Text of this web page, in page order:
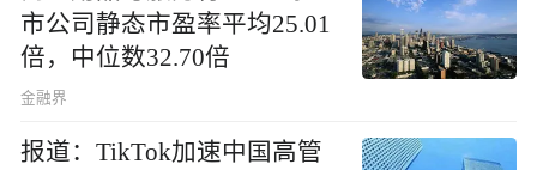
市公司静态市盈率平均25.01
倍，中位数32.70倍
金融界
报道：TikTok加速中国高管